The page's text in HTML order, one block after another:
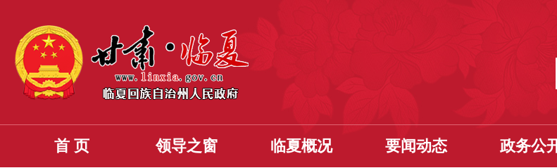
首 页 领导之窗 临夏概况 要闻动态 政务公